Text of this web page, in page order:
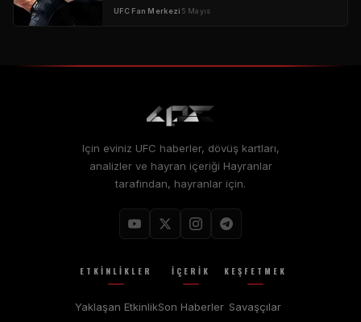
UFCFan Merkezi 5 Mayıs
Için eviniz UFC haberler, dövüş kartları,
analizler ve hayran içeriği Hayranlar
tarafından, hayranlar için.
ETKINLIKLER
Yaklaşan Etkinlik
İÇERIK
Son Haberler
KEŞFETMEK
Savaşçılar